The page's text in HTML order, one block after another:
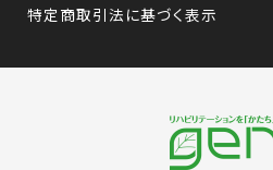
特定商取引法に基づく表示